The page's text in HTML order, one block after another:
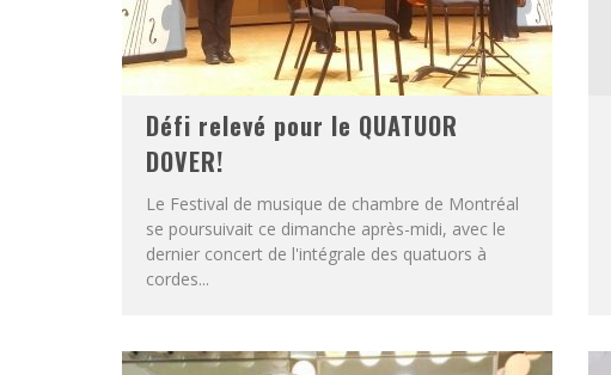
Défi relevé pour le QUATUOR
DOVER!
Le Festival de musique de chambre de Montréal
se poursuivait ce dimanche après-midi, avec le
dernier concert de l'intégrale des quatuors à
cordes...